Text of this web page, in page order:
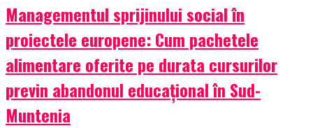
Managementul sprijinului social în
proiectele europene: Cum pachetele
alimentare oferite pe durata cursurilor
previn abandonul educațional în Sud-
Muntenia